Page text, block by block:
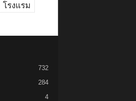
โรงแรม
732
284
4